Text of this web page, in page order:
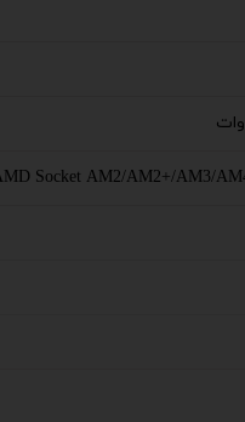
Socket AM2/AM2+/AM3/